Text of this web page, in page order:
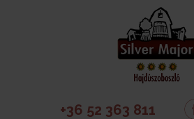
+36 52 363 811